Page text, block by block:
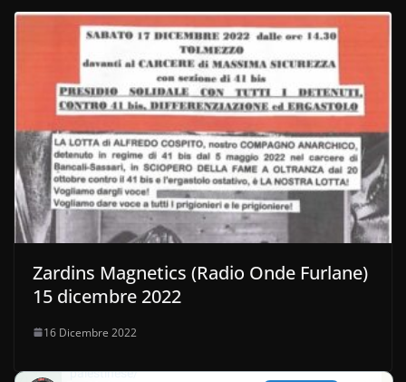
Zardins Magnetics (Radio Onde Furlane)
15 dicembre 2022
16 Dicembre 2022